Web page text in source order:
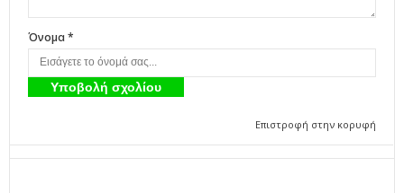
Όνομα *
Επιστροφή στην κορυφή